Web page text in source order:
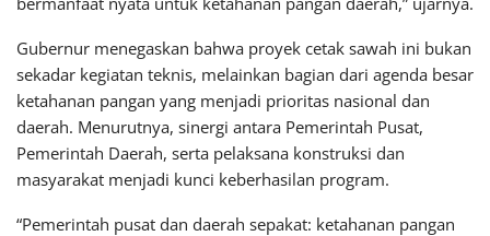
Gubernur menegaskan bahwa proyek cetak sawah ini bukan
sekadar kegiatan teknis, melainkan bagian dari agenda besar
ketahanan pangan yang menjadi prioritas nasional dan
daerah. Menurutnya, sinergi antara Pemerintah Pusat,
Pemerintah Daerah, serta pelaksana konstruksi dan
masyarakat menjadi kunci keberhasilan program.
“Pemerintah pusat dan daerah sepakat: ketahanan pangan